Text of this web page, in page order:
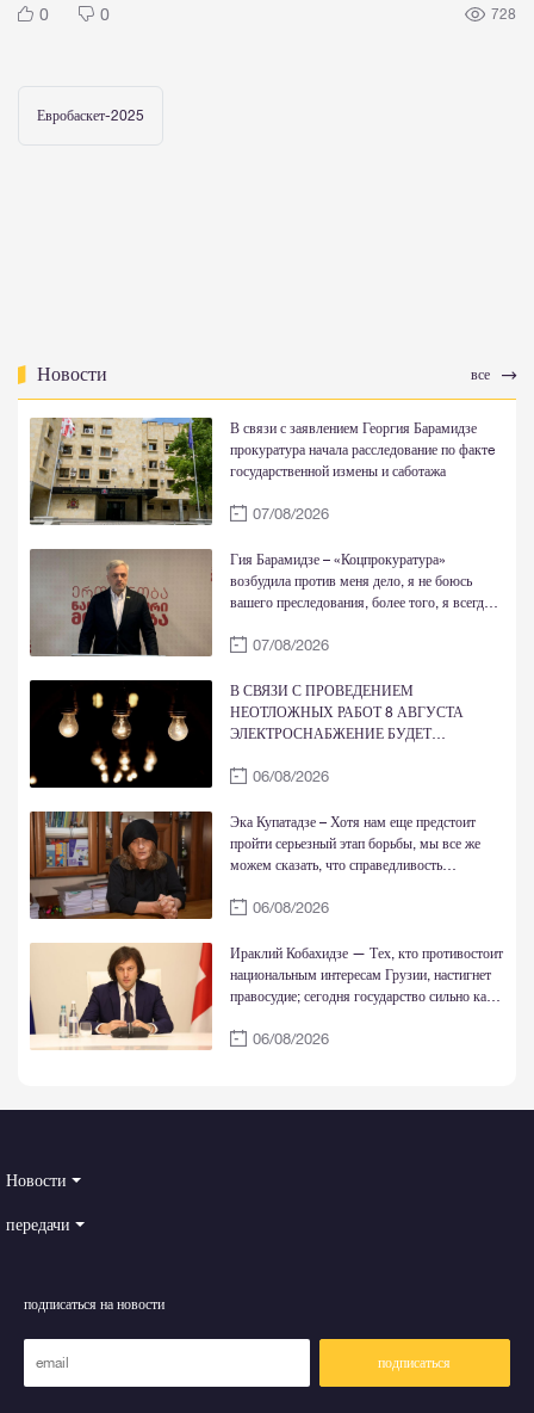
0 0 728
Евробаскет-2025
Новости все
В связи с заявлением Георгия Барамидзе
прокуратура начала расследование по фактe
государственной измены и саботажа
07/08/2026
Гия Барамидзе – «Коцпрокуратура»
возбудила против меня дело, я не боюсь
вашего преследования, более того, я всегда
Родиной, Богом и совестью
07/08/2026
В СВЯЗИ С ПРОВЕДЕНИЕМ
НЕОТЛОЖНЫХ РАБОТ 8 АВГУСТА
ЭЛЕКТРОСНАБЖЕНИЕ БУДЕТ
06/08/2026
Эка Купатадзе – Хотя нам еще предстоит
пройти серьезный этап борьбы, мы все же
можем сказать, что справедливость
06/08/2026
Ираклий Кобахидзе — Тех, кто противостоит
национальным интересам Грузии, настигнет
правосудие; сегодня государство сильно как
06/08/2026
Новости
передачи
подписаться на новости
подписаться